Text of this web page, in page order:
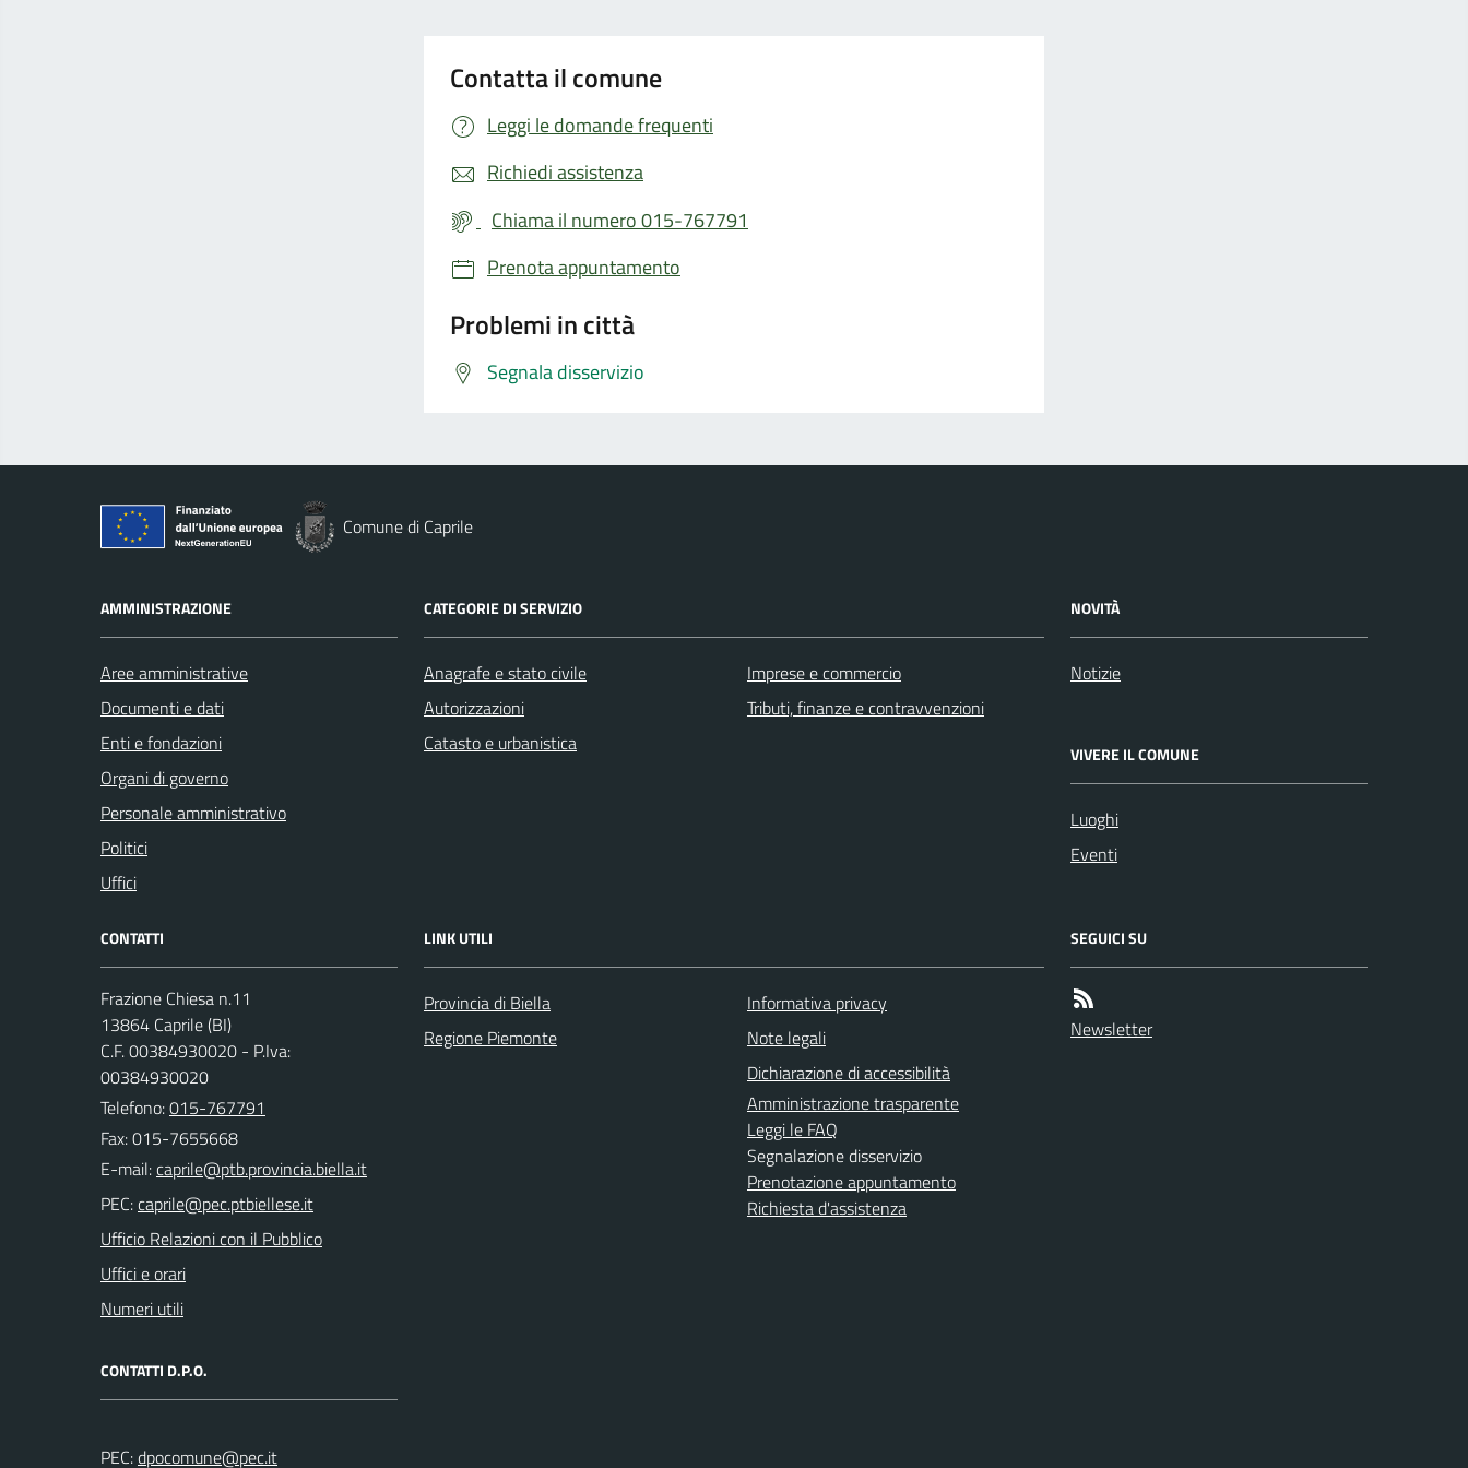
Contatta il comune
Leggi le domande frequenti
Richiedi assistenza
Chiama il numero 015-767791
Prenota appuntamento
Problemi in città
Segnala disservizio
Comune di Caprile
AMMINISTRAZIONE
Aree amministrative
Documenti e dati
Enti e fondazioni
Organi di governo
Personale amministrativo
Politici
Uffici
CATEGORIE DI SERVIZIO
Anagrafe e stato civile
Autorizzazioni
Catasto e urbanistica
Imprese e commercio
Tributi, finanze e contravvenzioni
NOVITÀ
Notizie
VIVERE IL COMUNE
Luoghi
Eventi
CONTATTI
Frazione Chiesa n.11
13864 Caprile (BI)
C.F. 00384930020 - P.Iva:
00384930020
Telefono:015-767791
Fax: 015-7655668
E-mail:
PEC:
Ufficio Relazioni con il Pubblico
Uffici e orari
Numeri utili
CONTATTI D.P.O.
PEC:
LINK UTILI
Provincia di Biella
Regione Piemonte
Informativa privacy
Note legali
Dichiarazione di accessibilità
Amministrazione trasparente
Leggi le FAQ
Segnalazione disservizio
Prenotazione appuntamento
Richiesta d'assistenza
SEGUICI SU
Newsletter